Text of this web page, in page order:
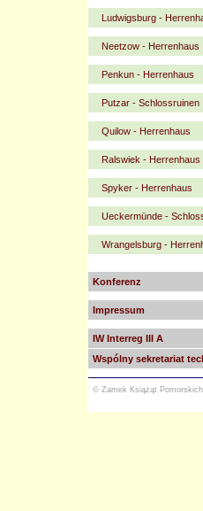
Ludwigsburg -
Neetzow - Herrenhaus
Penkun - Herrenhaus
Putzar - Schlossruinen
Quilow - Herrenhaus
Ralswiek - Herrenhaus
Spyker - Herrenhaus
Ueckermünde -
Wrangelsburg -
Konferenz
Impressum
IW Interreg III A
Wspólny sekretariat
© Zamek Książąt